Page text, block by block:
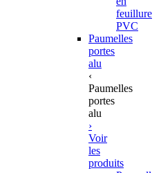
feuillure
PVC
Paumelles
portes
alu
‹
Paumelles
portes
alu
›
Voir
les
produits